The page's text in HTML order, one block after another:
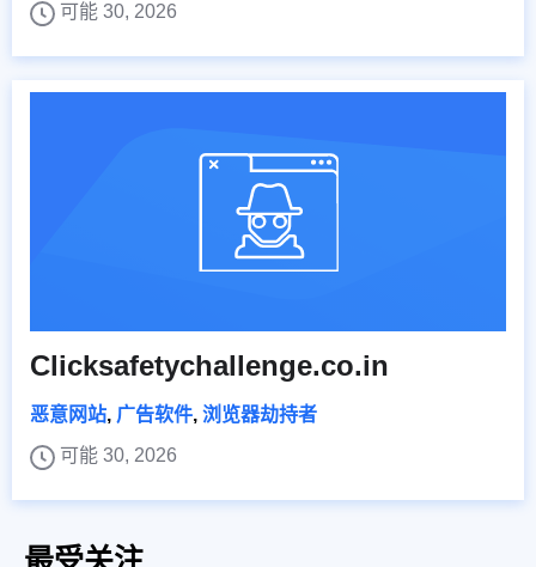
可能 30, 2026
Clicksafetychallenge.co.in
恶意网站, 广告软件, 浏览器劫持者
可能 30, 2026
最受关注